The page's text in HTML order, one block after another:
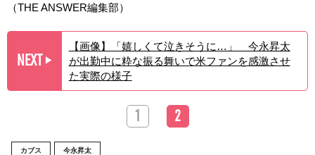
（THE ANSWER編集部）
NEXT ▶︎
【画像】「嬉しくて泣きそうに…」 今永昇太
が出勤中に粋な振る舞いで米ファンを感激させ
た実際の様子
1 2
カブス 今永昇太